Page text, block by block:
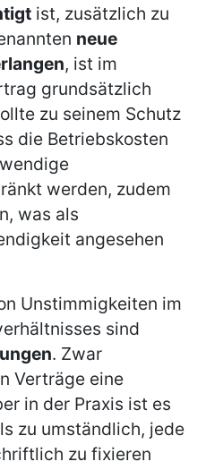
ist, zusätzlich zu
neue
, ist im
grundsätzlich
zu seinem Schutz
die Betriebskosten
werden, zudem
was als
angesehen
Unstimmigkeiten im
sind
. Zwar
Verträge eine
in der Praxis ist es
zu umständlich, jede
zu fixieren